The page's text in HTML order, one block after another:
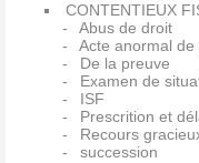
CONTENTIEUX
Abus de droit
Acte anormal de
De la preuve
Examen de
ISF
Prescrition et
Recours
succession